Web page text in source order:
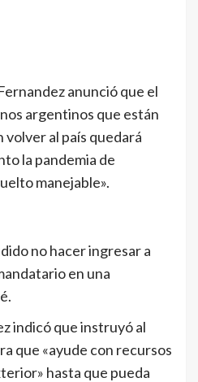
anunció que el
argentinos que están
al país quedará
la pandemia de
manejable».
no hacer ingresar a
en una
indicó que instruyó al
que «ayude con recursos
hasta que pueda